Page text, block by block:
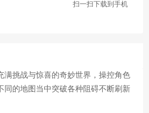
扫一扫下载到手机
满挑战与惊喜的奇妙世界，操控角色
同的地图当中突破各种阻碍不断刷新